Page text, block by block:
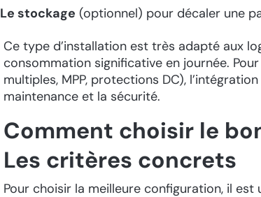
Le stockage (optionnel) pour décaler une
Ce type d’installation est très adapté aux
consommation significative en journée.
multiples, MPP, protections DC),
maintenance et la sécurité.
Comment choisir le
Les critères concrets
Pour choisir la meilleure configuration, il est